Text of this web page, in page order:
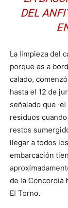
DEL
La limpieza del
porque es a
calado,
hasta el 12 de
señalado que
residuos
restos
llegar a todos
embarcación
de la Concordia
El Torno.